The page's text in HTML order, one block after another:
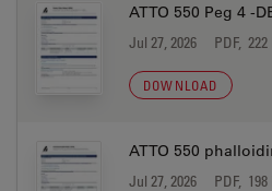
ATTO 550 Peg 4 -
Jul 27, 2026 PDF, 222
DOWNLOAD
ATTO 550
Jul 27, 2026 PDF, 198